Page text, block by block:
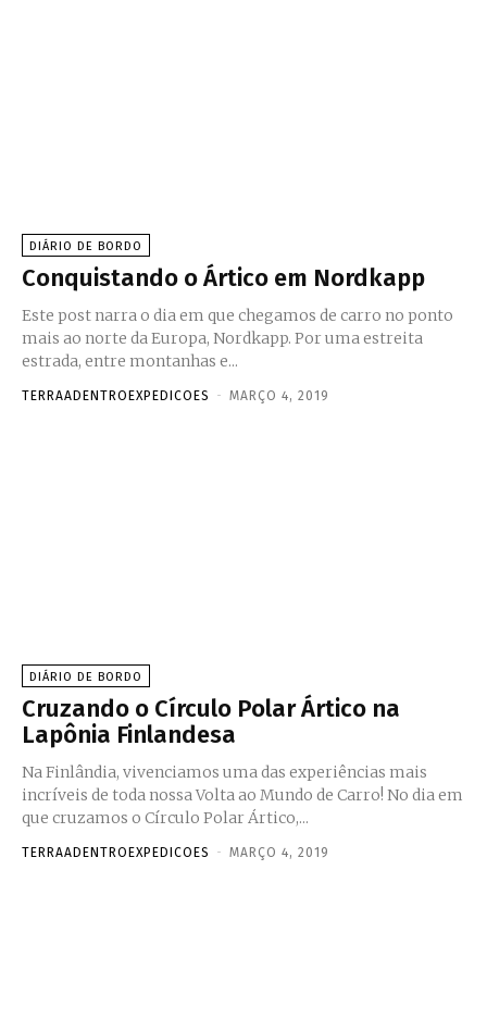
DIÁRIO DE BORDO
Conquistando o Ártico em Nordkapp
Este post narra o dia em que chegamos de carro no ponto
mais ao norte da Europa, Nordkapp. Por uma estreita
estrada, entre montanhas e...
TERRAADENTROEXPEDICOES - MARÇO 4, 2019
DIÁRIO DE BORDO
Cruzando o Círculo Polar Ártico na
Lapônia Finlandesa
Na Finlândia, vivenciamos uma das experiências mais
incríveis de toda nossa Volta ao Mundo de Carro! No dia em
que cruzamos o Círculo Polar Ártico,...
TERRAADENTROEXPEDICOES - MARÇO 4, 2019